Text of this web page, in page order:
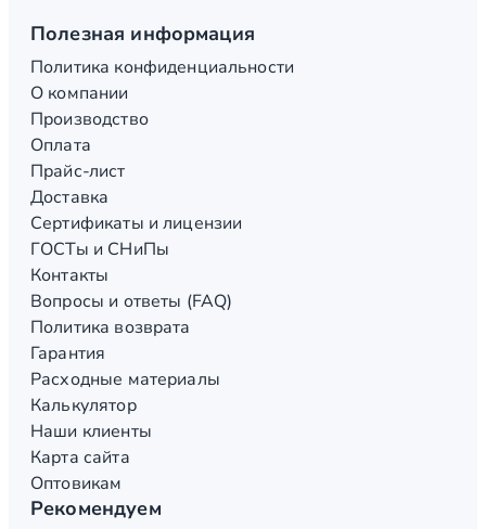
Полезная информация
Политика конфиденциальности
О компании
Производство
Оплата
Прайс-лист
Доставка
Сертификаты и лицензии
ГОСТы и СНиПы
Контакты
Вопросы и ответы (FAQ)
Политика возврата
Гарантия
Расходные материалы
Калькулятор
Наши клиенты
Карта сайта
Оптовикам
Рекомендуем